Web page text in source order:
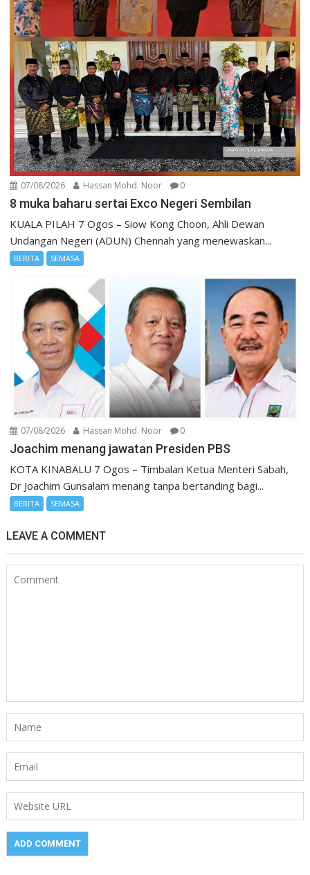
07/08/2026 Hassan Mohd. Noor 0
8 muka baharu sertai Exco Negeri Sembilan
KUALA PILAH 7 Ogos – Siow Kong Choon, Ahli Dewan
Undangan Negeri (ADUN) Chennah yang menewaskan...
BERITA SEMASA
07/08/2026 Hassan Mohd. Noor 0
Joachim menang jawatan Presiden PBS
KOTA KINABALU 7 Ogos – Timbalan Ketua Menteri Sabah,
Dr Joachim Gunsalam menang tanpa bertanding bagi...
BERITA SEMASA
LEAVE A COMMENT